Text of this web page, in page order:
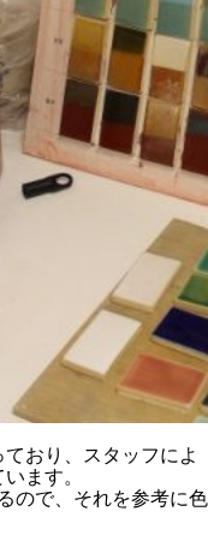
おり、スタッフによ
ます。
ので、それを参考に色